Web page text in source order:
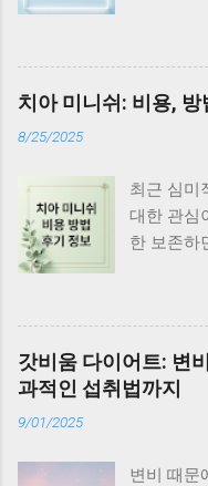
효능과
일, 왜 좋
가 아닌
올리브
기대할 수
강 정보
오일은 혈
은 콜레
게 만들어
혈압을 낮
효과적이
치아 미니쉬: 비용,
8/25/2025
최근 심미
대한 관심
한 보존하
경우에
관리까지
치아 미
없이, 얇
치료예요.
소를 만들
갓비움 다이어트: 변
과적인 섭취법까지
9/01/2025
변비 때문